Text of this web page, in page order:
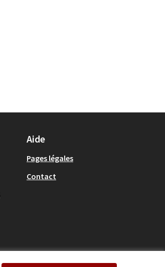
Aide
Pages légales
Contact